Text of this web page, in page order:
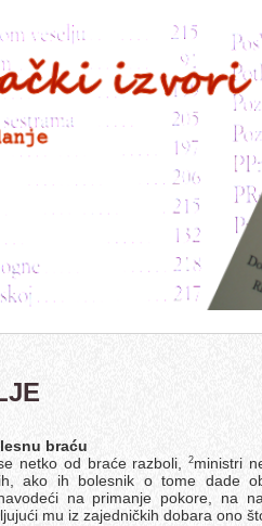
braću
netko od braće razboli, 2ministri
ako ih bolesnik o tome dade
na primanje pokore, na
mu iz zajedničkih dobara ono